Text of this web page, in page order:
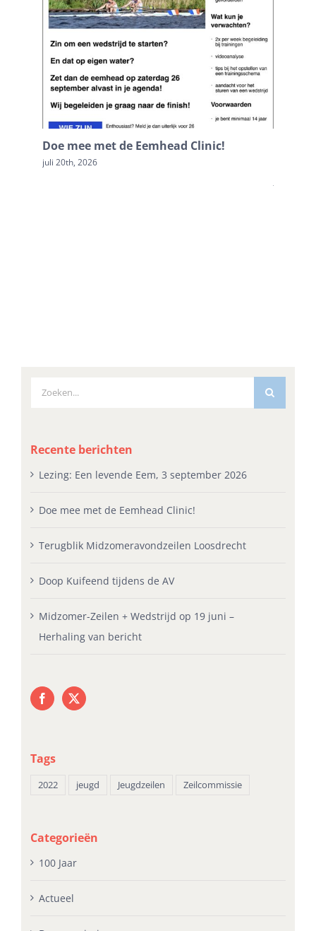
Doe mee met de Eemhead Clinic!
juli 20th, 2026
Zoeken
Recente berichten
Lezing: Een levende Eem, 3 september 2026
Doe mee met de Eemhead Clinic!
Terugblik Midzomeravondzeilen Loosdrecht
Doop Kuifeend tijdens de AV
Midzomer-Zeilen + Wedstrijd op 19 juni –
Herhaling van bericht
Tags
2022 jeugd Jeugdzeilen Zeilcommissie
Categorieën
100 Jaar
Actueel